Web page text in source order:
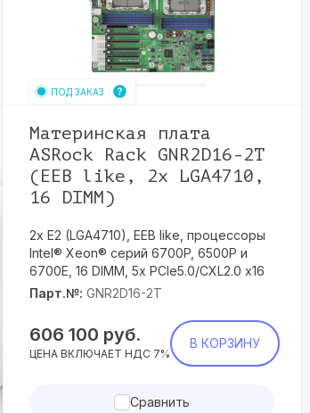
ПОД ЗАКАЗ
Материнская плата
ASRock Rack GNR2D16-2T
(EEB like, 2x LGA4710,
16 DIMM)
2x E2 (LGA4710), EEB like, процессоры
Intel® Xeon® серий 6700P, 6500P и
6700E, 16 DIMM, 5x PCIe5.0/CXL2.0 x16
Парт.№: GNR2D16-2T
606 100 руб.
ЦЕНА ВКЛЮЧАЕТ НДС 7%
В КОРЗИНУ
Сравнить